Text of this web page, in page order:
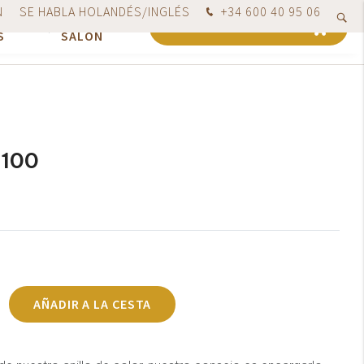
+34 600 40 95 06
SE HABLA HOLANDÉS/INGLÉS
NUESTRO
SALÓN
Pedido hoy, enviado a más tardar el siguiente día laborable
AÑADIR A LA CESTA